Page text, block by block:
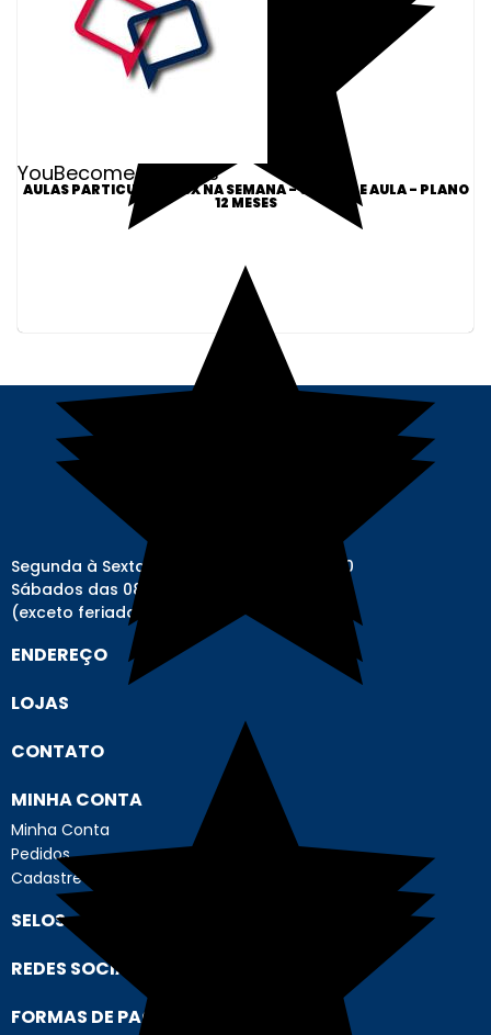
YouBecome Idiomas
AULAS PARTICULARES 5X NA SEMANA - 60MIN DE AULA - PLANO
12 MESES
Segunda à Sexta-feira das 08h00 às 17h00
Sábados das 08h00 às 12h00
(exceto feriados)
ENDEREÇO
LOJAS
CONTATO
MINHA CONTA
Minha Conta
Pedidos
Cadastre-se
SELOS
REDES SOCIAIS
FORMAS DE PAGAMENTO